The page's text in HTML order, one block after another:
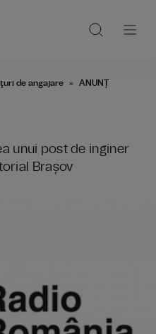
de angajare ANUNȚ
unui post de inginer
Brașov